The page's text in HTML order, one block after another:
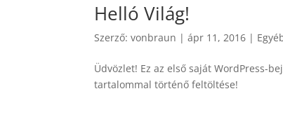
Helló Világ!
Szerző:vonbraun |ápr 11, 2016 |
Üdvözlet! Ez az első saját WordPress-
tartalommal történő feltöltése!